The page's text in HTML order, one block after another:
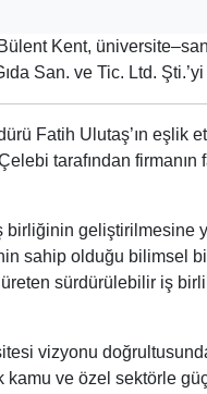
Kent,
San. ve Tic. Ltd.
Fatih Ulutaş’ın eşlik
tarafından
birliğinin geliştirilmesine
sahip olduğu bilimsel
sürdürülebilir iş
vizyonu
kamu ve özel sektörle